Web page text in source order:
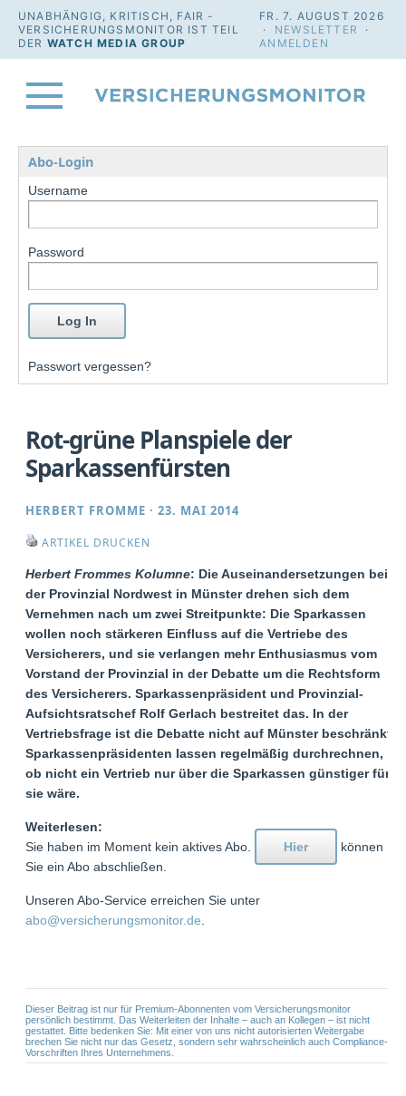
UNABHÄNGIG, KRITISCH, FAIR -
VERSICHERUNGSMONITOR IST TEIL
DER WATCH MEDIA GROUP
FR. 7. AUGUST 2026
· NEWSLETTER
·
ANMELDEN
Abo-Login
Username
Password
Passwort vergessen?
Rot-grüne Planspiele der
Sparkassenfürsten
HERBERT FROMME ·23. MAI 2014
ARTIKEL DRUCKEN
Herbert Frommes Kolumne: Die Auseinandersetzungen bei
der Provinzial Nordwest in Münster drehen sich dem
Vernehmen nach um zwei Streitpunkte: Die Sparkassen
wollen noch stärkeren Einfluss auf die Vertriebe des
Versicherers, und sie verlangen mehr Enthusiasmus vom
Vorstand der Provinzial in der Debatte um die Rechtsform
des Versicherers. Sparkassenpräsident und Provinzial-
Aufsichtsratschef Rolf Gerlach bestreitet das. In der
Vertriebsfrage ist die Debatte nicht auf Münster beschränkt.
Sparkassenpräsidenten lassen regelmäßig durchrechnen,
ob nicht ein Vertrieb nur über die Sparkassen günstiger für
sie wäre.
Weiterlesen:
Sie haben im Moment kein aktives Abo.
Hier
können
Sie ein Abo abschließen.
Unseren Abo-Service erreichen Sie unter
abo@versicherungsmonitor.de
Dieser Beitrag ist nur für Premium-Abonnenten vom Versicherungsmonitor
persönlich bestimmt. Das Weiterleiten der Inhalte – auch an Kollegen – ist nicht
gestattet. Bitte bedenken Sie: Mit einer von uns nicht autorisierten Weitergabe
brechen Sie nicht nur das Gesetz, sondern sehr wahrscheinlich auch Compliance-
Vorschriften Ihres Unternehmens.